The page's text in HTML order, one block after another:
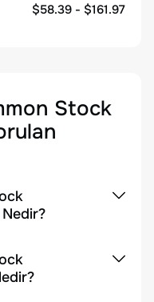
$58.39 - $161.97
Stock